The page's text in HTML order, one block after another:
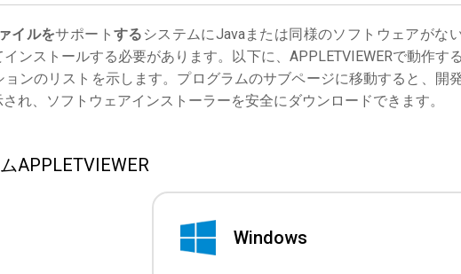
イルをサポート する システムにJavaまたは同様のソフトウェアがな
ンストールする必要があります。以下に、APPLETVIEWERで動作す
ンのリストを示します。プログラムのサブページに移動すると、開
れ、ソフトウェアインストーラーを安全にダウンロードできます。
APPLETVIEWER
Windows